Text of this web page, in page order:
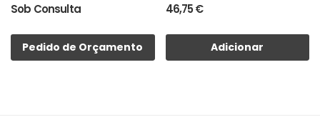
Sob Consulta
Pedido de Orçamento
46,75 €
Adicionar